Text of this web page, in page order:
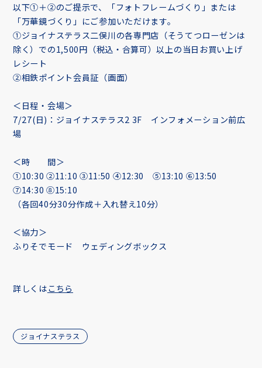
以下①＋②のご提示で、「フォトフレームづくり」または
「万華鏡づくり」にご参加いただけます。
①ジョイナステラス二俣川の各専門店（そうてつローゼンは
除く）での1,500円（税込・合算可）以上の当日お買い上げ
レシート
②相鉄ポイント会員証（画面）
＜日程・会場＞
7/27(日)：ジョイナステラス2 3F インフォメーション前広
場
＜時 間＞
①10:30 ②11:10 ③11:50 ④12:30 ⑤13:10 ⑥13:50
⑦14:30 ⑧15:10
（各回40分30分作成＋入れ替え10分）
＜協力＞
ふりそでモード ウェディングボックス
詳しくはこちら
ジョイナステラス